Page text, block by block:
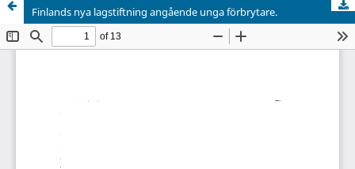
Finlands nya lagstiftning angående unga förbrytare.